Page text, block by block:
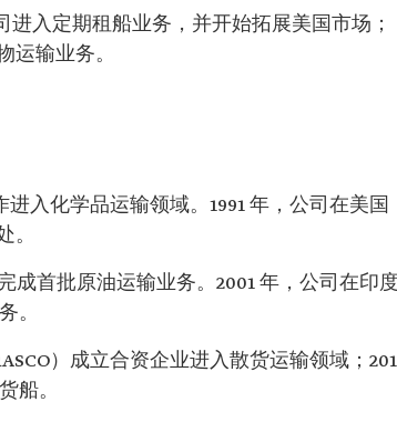
进入定期租船业务，并开始拓展美国市场；
运输业务。
进入化学品运输领域。1991 年，公司在美国
。
成首批原油运输业务。2001 年，公司在印度
。
）成立合资企业进入散货运输领域；
船。